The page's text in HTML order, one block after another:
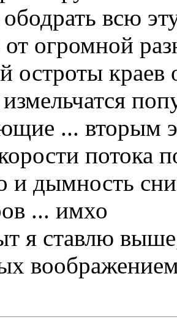
ободрать всю
от огромной
остроты
измельчатся
... вторым
потока
и дымность
... имхо
я ставлю